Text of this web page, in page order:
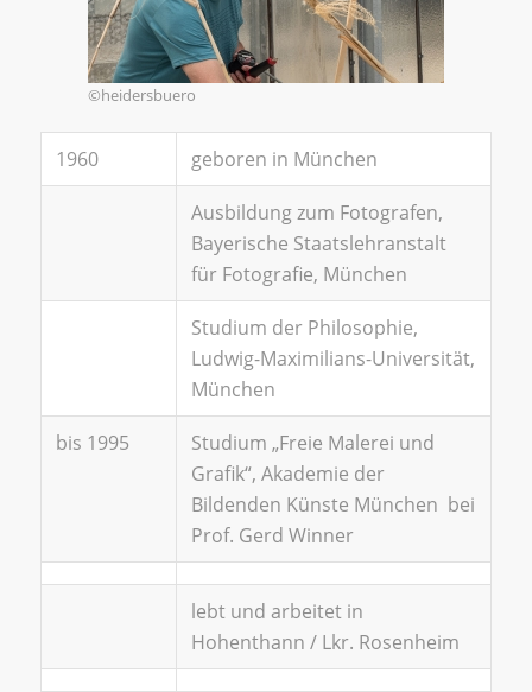
©heidersbuero
1960 geboren in München
Ausbildung zum Fotografen,
Bayerische Staatslehranstalt
für Fotografie, München
Studium der Philosophie,
Ludwig-Maximilians-Universität,
München
bis 1995
Studium „Freie Malerei und
Grafik“, Akademie der
Bildenden Künste München bei
Prof. Gerd Winner
lebt und arbeitet in
Hohenthann / Lkr. Rosenheim